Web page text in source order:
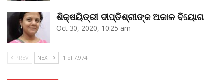
ଶିକ୍ଷୟିତ୍ରୀ ଦୀପ୍ତିଶ୍ରୀଙ୍କ ଅକାଳ ବିୟୋଗ
Oct 30, 2020, 10:25 am
PREV NEXT 1 of 7,974